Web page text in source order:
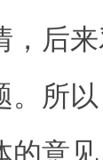
，后
。所
的意见